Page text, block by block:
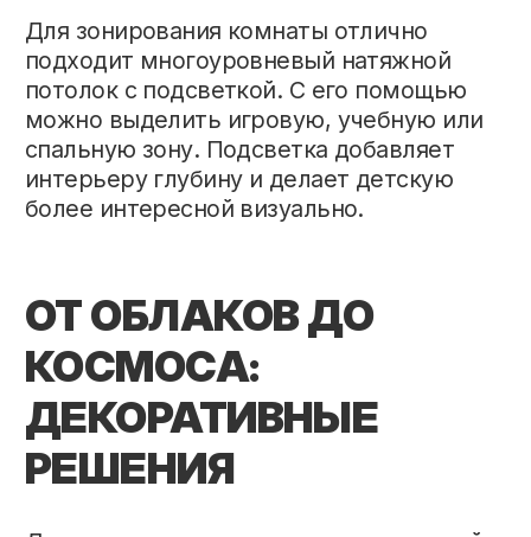
ЧТО ВАЖНО УЧЕСТЬ
ПЕРЕД
УСТАНОВКОЙ?
Привыборе потолка для детскойважно
учитывать возраст ребёнка, площадь
комнаты, освещение и общий стиль
в Минскеу нас, родители получают
помощь в подборе материалов,
проектировании освещения и безопасной
установке конструкции.
Современные натяжные потолки
позволяют создать в детской комнате
любое настроение – от спокойного
минимализма до яркого пространства с
эффектом 3D. Главное – подобрать
ребёнка и гармонично дополнять